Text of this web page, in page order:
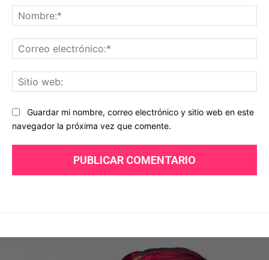
Guardar mi nombre, correo electrónico y sitio web en este
navegador la próxima vez que comente.